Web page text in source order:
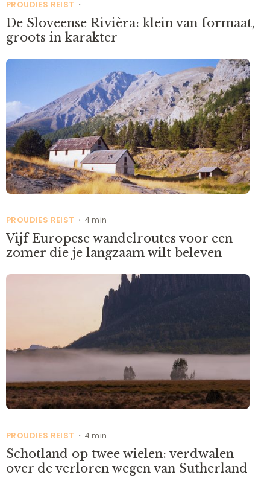
PROUDIES REIST •
De Sloveense Rivièra: klein van formaat,
groots in karakter
PROUDIES REIST • 4 min
Vijf Europese wandelroutes voor een
zomer die je langzaam wilt beleven
PROUDIES REIST • 4 min
Schotland op twee wielen: verdwalen
over de verloren wegen van Sutherland